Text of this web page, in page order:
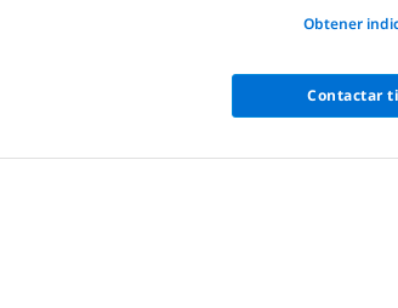
None
Obtener
Contactar